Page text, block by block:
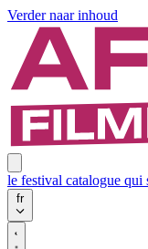
Verder naar inhoud
le festival catalogue qui
fr